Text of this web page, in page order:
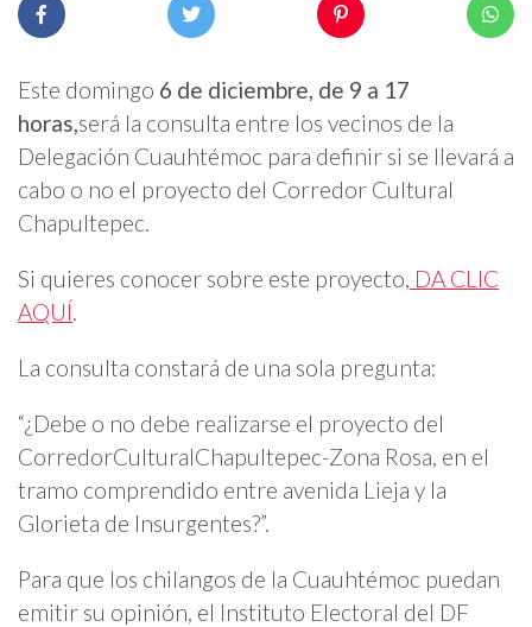
Este domingo 6 de diciembre, de 9 a 17
horas, será la consulta entre los vecinos de la
Delegación Cuauhtémoc para definir si se llevará a
cabo o no el proyecto del Corredor Cultural
Chapultepec.
Si quieres conocer sobre este proyecto, DA CLIC
AQUÍ.
La consulta constará de una sola pregunta:
“¿Debe o no debe realizarse el proyecto del
CorredorCulturalChapultepec-Zona Rosa, en el
tramo comprendido entre avenida Lieja y la
Glorieta de Insurgentes?”.
Para que los chilangos de la Cuauhtémoc puedan
emitir su opinión, el Instituto Electoral del DF